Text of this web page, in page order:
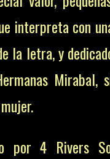
interpreta con
la letra, y
Mirabal,
por 4 Rivers